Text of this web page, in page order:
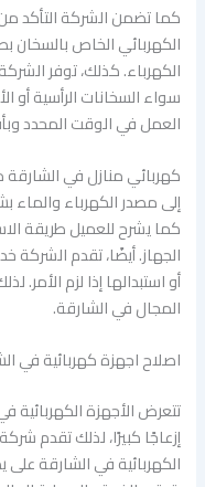
كما تضمن الشركة التأكد
الكهربائي الخاص بالسخان
الكهرباء. كذلك، توفر
سواء السخانات الرأسية أو
العمل في الوقت المحدد
كهربائي منازل في
إلى مصدر الكهرباء والماء
كما يشرح للعميل طريقة
الجهاز. أيضًا، تقدم
أو استبدالها إذا لزم الأمر.
المجال في الشارقة.
اصلاح اجهزة كهربائية في
تتعرض الأجهزة الكهربائية
إزعاجًا كبيرًا، لذلك تقدم
الكهربائية في الشارقة